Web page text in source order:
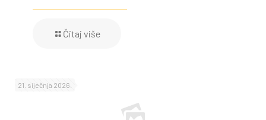
Čitaj više
21. siječnja 2026.